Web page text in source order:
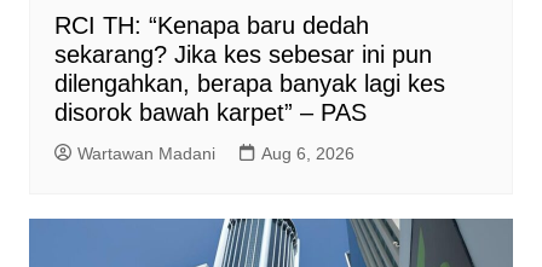
RCI TH: “Kenapa baru dedah
sekarang? Jika kes sebesar ini pun
dilengahkan, berapa banyak lagi kes
disorok bawah karpet” – PAS
Wartawan Madani Aug 6, 2026